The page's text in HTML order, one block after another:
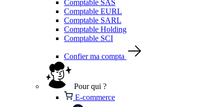
Comptable SAS
Comptable EURL
Comptable SARL
Comptable Holding
Comptable SCI
Confier ma compta
Pour qui ?
E-commerce